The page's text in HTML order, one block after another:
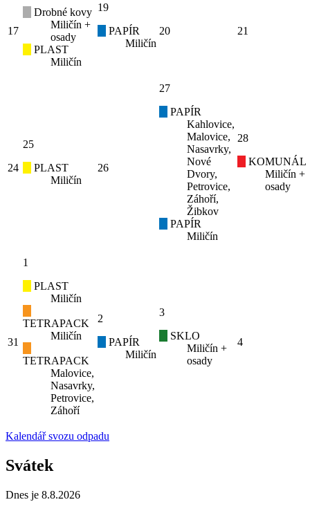
17
Drobné kovy
Miličín +
osady
PLAST
Miličín
19
PAPÍR
Miličín
20 21
24
25
PLAST
Miličín
26
27
PAPÍR
Kahlovice,
Malovice,
Nasavrky,
Nové
Dvory,
Petrovice,
Záhoří,
Žibkov
PAPÍR
Miličín
28
KOMUNÁL
Miličín +
osady
31
1
PLAST
Miličín
TETRAPACK
Miličín
TETRAPACK
Malovice,
Nasavrky,
Petrovice,
Záhoří
2
PAPÍR
Miličín
3
SKLO
Miličín +
osady
4
Kalendář svozu odpadu
Svátek
Dnes je 8.8.2026